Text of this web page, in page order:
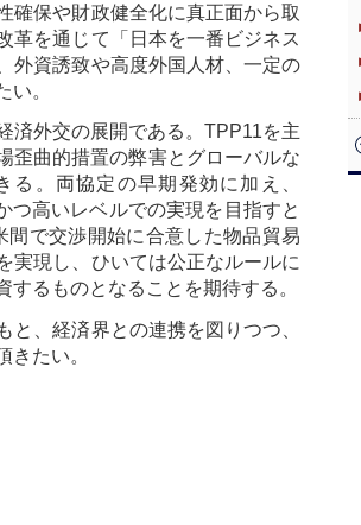
確保や財政健全化に真正面から取
革を通じて「日本を一番ビジネス
外資誘致や高度外国人材、一定の
。
済外交の展開である。TPP11を主
歪曲的措置の弊害とグローバルな
。両協定の早期発効に加え、
つ高いレベルでの実現を目指すと
間で交渉開始に合意した物品貿易
実現し、ひいては公正なルールに
るものとなることを期待する。
、経済界との連携を図りつつ、
たい。